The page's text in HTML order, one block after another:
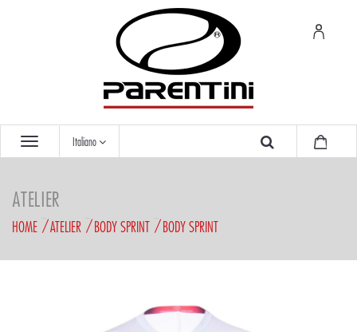
Italiano
ATELIER
HOME ATELIER BODY SPRINT BODY SPRINT